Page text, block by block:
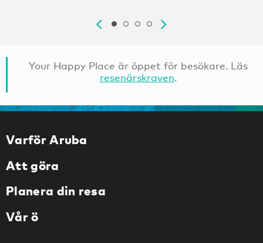
Your Happy Place är öppet för besökare. Läs
resenärskraven.
Varför Aruba
Att göra
Planera din resa
Vår ö